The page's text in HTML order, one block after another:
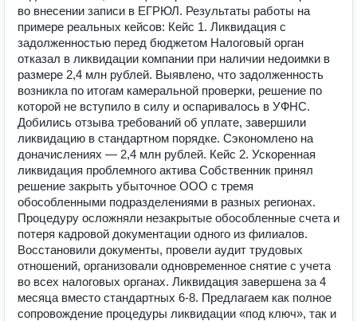
во внесении записи в ЕГРЮЛ. Результаты работы на
примере реальных кейсов: Кейс 1. Ликвидация с
задолженностью перед бюджетом Налоговый орган
отказал в ликвидации компании при наличии недоимки в
размере 2,4 млн рублей. Выявлено, что задолженность
возникла по итогам камеральной проверки, решение по
которой не вступило в силу и оспаривалось в УФНС.
Добились отзыва требований об уплате, завершили
ликвидацию в стандартном порядке. Сэкономлено на
доначислениях — 2,4 млн рублей. Кейс 2. Ускоренная
ликвидация проблемного актива Собственник принял
решение закрыть убыточное ООО с тремя
обособленными подразделениями в разных регионах.
Процедуру осложняли незакрытые обособленные счета и
потеря кадровой документации одного из филиалов.
Восстановили документы, провели аудит трудовых
отношений, организовали одновременное снятие с учета
во всех налоговых органах. Ликвидация завершена за 4
месяца вместо стандартных 6-8. Предлагаем как полное
сопровождение процедуры ликвидации «под ключ», так и